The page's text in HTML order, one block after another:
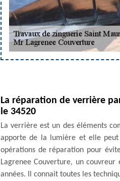
La réparation de verrière
le 34520
La verrière est un des éléments
apporte de la lumière et elle peut
opérations de réparation pour
Lagrenee Couverture, un
années. Il connait toutes les